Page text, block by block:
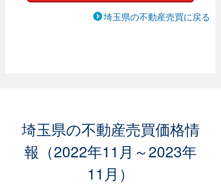
埼玉県の不動産売買に戻る
埼玉県の不動産売買価格情
報（2022年11月～2023年
11月）